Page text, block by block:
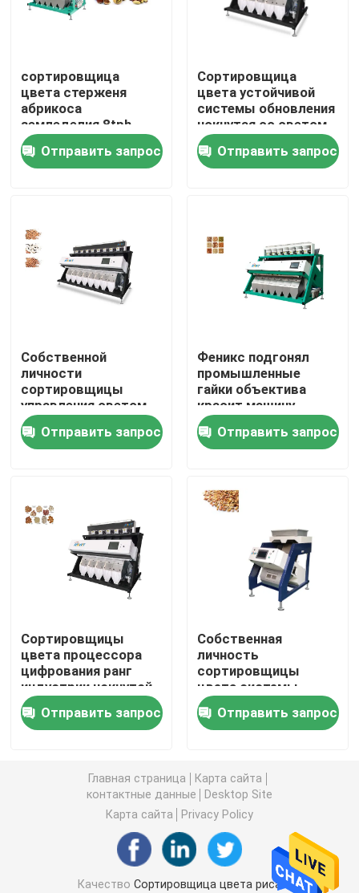
Продукты
О нас
Проверка качества
Новости
Спросите цитату
сортировщица цвета зерна
Сортировщица цвета пшеницы
сортировщица цвета арахиса
Кофейные зерна красят сортировщицу
Сортировщица цвета специи
сортировщица цвета сезама
Чокнутая сортировщица цвета
сортировщица
цвета стерженя
абрикоса
земледелия 8tph
сортируя чокнутая
Отправить запрос
Сортировщица
цвета устойчивой
системы обновления
чокнутая со светом
приведенным
Отправить запрос
Собственной
личности
сортировщицы
управления светом
СИД технология
чокнутой
сотрудническая
Отправить запрос
Феникс подгонял
промышленные
гайки объектива
красит машину
сортировщицы
Отправить запрос
Сортировщицы
цвета процессора
цифрования ранг
индустрии чокнутой
Tri хроматичная
Отправить запрос
Собственная
личность
сортировщицы
цвета системы
управления светом
СИД чокнутая
проверяя 64 канала
Отправить запрос
Главная страница
Карта сайта
контактные данные
Desktop Site
Карта сайта
Privacy Policy
Качество Сортировщица цвета риса